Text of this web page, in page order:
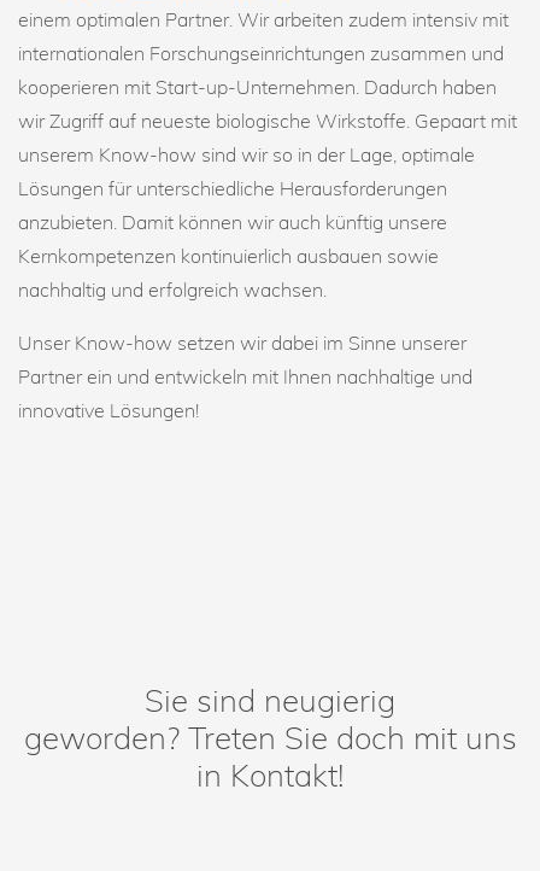
einem optimalen Partner. Wir arbeiten zudem intensiv mit
internationalen Forschungseinrichtungen zusammen und
kooperieren mit Start-up-Unternehmen. Dadurch haben
wir Zugriff auf neueste biologische Wirkstoffe. Gepaart mit
unserem Know-how sind wir so in der Lage, optimale
Lösungen für unterschiedliche Herausforderungen
anzubieten. Damit können wir auch künftig unsere
Kernkompetenzen kontinuierlich ausbauen sowie
nachhaltig und erfolgreich wachsen.
Unser Know-how setzen wir dabei im Sinne unserer
Partner ein und entwickeln mit Ihnen nachhaltige und
innovative Lösungen!
Sie sind neugierig
geworden? Treten Sie doch mit uns
in Kontakt!